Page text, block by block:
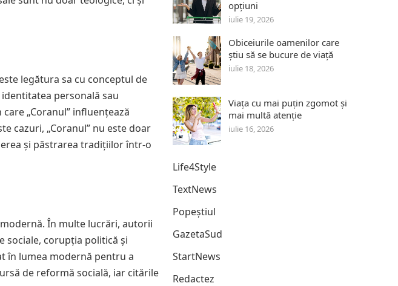
legătura sa cu conceptul de
personală sau
„Coranul” influențează
cazuri, „Coranul” nu este doar
și păstrarea tradițiilor într-o
În multe lucrări, autorii
sociale, corupția politică și
în lumea modernă pentru a
de reformă socială, iar citările
opțiuni
iulie 19, 2026
Obiceiurile oamenilor care
știu să se bucure de viață
iulie 18, 2026
Viața cu mai puțin zgomot și
mai multă atenție
iulie 16, 2026
Life4Style
TextNews
Popeștiul
GazetaSud
StartNews
Redactez